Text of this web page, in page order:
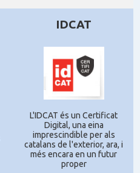
IDCAT
L'IDCAT és un Certificat
Digital, una eina
imprescindible per als
catalans de l'exterior, ara, i
més encara en un futur
proper